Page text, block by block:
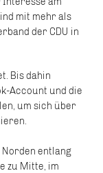
mit mehr als
der CDU in
Bis dahin
Account und die
um sich über
entlang
zu Mitte, im